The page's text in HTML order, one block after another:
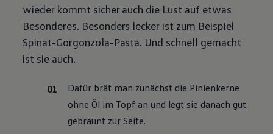
wieder kommt sicher auch die Lust auf etwas
Besonderes. Besonders lecker ist zum Beispiel
Spinat-Gorgonzola-Pasta. Und schnell gemacht
ist sie auch.
Dafür brät man zunächst die Pinienkerne
ohne Öl im Topf an und legt sie danach gut
gebräunt zur Seite.